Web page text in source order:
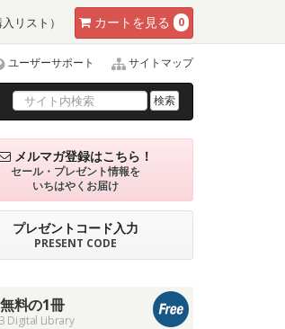
カート を見る 0
リスト）
ユーザーサポート サイトマップ
検索
メルマガ登録はこちら！
セール・プレゼント情報を
いちはやくお届け
プレゼントコード入力
PRESENT CODE
料の1冊
Digital Library